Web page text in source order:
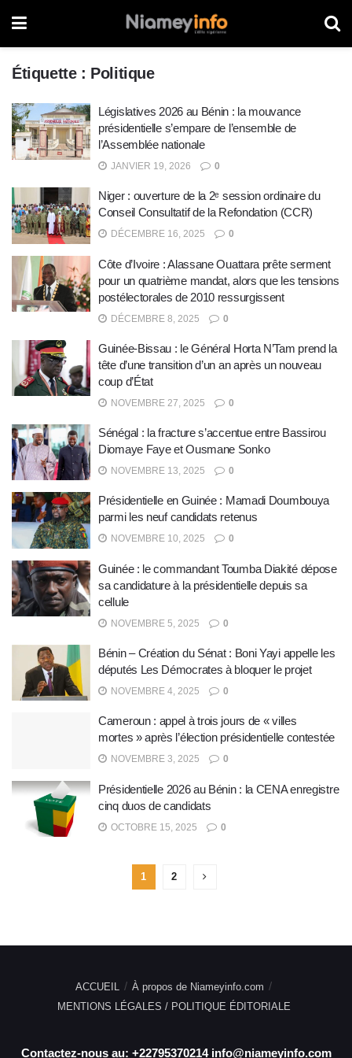
Étiquette : Politique
Législatives 2026 au Bénin : la mouvance
présidentielle s’empare de l’ensemble de
l’Assemblée nationale
JANVIER 19, 2026 0
Niger : ouverture de la 2ᵉ session ordinaire du
Conseil Consultatif de la Refondation (CCR)
DÉCEMBRE 16, 2025 0
Côte d’Ivoire : Alassane Ouattara prête serment
pour un quatrième mandat, alors que les tensions
postélectorales de 2010 ressurgissent
DÉCEMBRE 8, 2025 0
Guinée-Bissau : le Général Horta N’Tam prend la
tête d’une transition d’un an après un nouveau
coup d’État
NOVEMBRE 27, 2025 0
Sénégal : la fracture s’accentue entre Bassirou
Diomaye Faye et Ousmane Sonko
NOVEMBRE 13, 2025 0
Présidentielle en Guinée : Mamadi Doumbouya
parmi les neuf candidats retenus
NOVEMBRE 10, 2025 0
Guinée : le commandant Toumba Diakité dépose
sa candidature à la présidentielle depuis sa
cellule
NOVEMBRE 5, 2025 0
Bénin – Création du Sénat : Boni Yayi appelle les
députés Les Démocrates à bloquer le projet
NOVEMBRE 4, 2025 0
Cameroun : appel à trois jours de « villes
mortes » après l’élection présidentielle contestée
NOVEMBRE 3, 2025 0
Présidentielle 2026 au Bénin : la CENA enregistre
cinq duos de candidats
OCTOBRE 15, 2025 0
1 2
ACCUEIL
À propos de Niameyinfo.com
MENTIONS LÉGALES / POLITIQUE ÉDITORIALE
Contactez-nous au: +22795370214 info@niameyinfo.com